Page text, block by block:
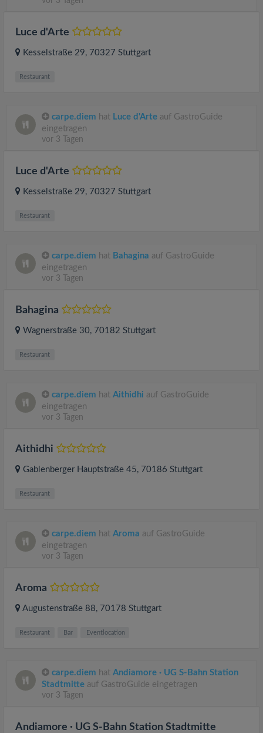
Luce d'Arte
Kesselstraße 29, 70327 Stuttgart
Restaurant
carpe.diem hat Luce d'Arte auf GastroGuide
eingetragen
vor 3 Tagen
Luce d'Arte
Kesselstraße 29, 70327 Stuttgart
Restaurant
carpe.diem hat Bahagina auf GastroGuide
eingetragen
vor 3 Tagen
Bahagina
Wagnerstraße 30, 70182 Stuttgart
Restaurant
carpe.diem hat Aithidhi auf GastroGuide
eingetragen
vor 3 Tagen
Aithidhi
Gablenberger Hauptstraße 45, 70186 Stuttgart
Restaurant
carpe.diem hat Aroma auf GastroGuide
eingetragen
vor 3 Tagen
Aroma
Augustenstraße 88, 70178 Stuttgart
Restaurant Bar Eventlocation
carpe.diem hat Andiamore · UG S-Bahn Station
Stadtmitte auf GastroGuide eingetragen
vor 3 Tagen
Andiamore · UG S-Bahn Station Stadtmitte